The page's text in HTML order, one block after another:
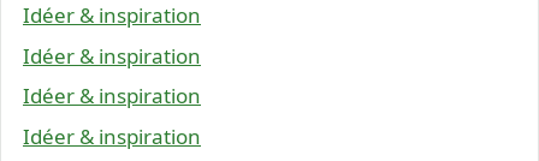
Idéer & inspiration
Idéer & inspiration
Idéer & inspiration
Idéer & inspiration